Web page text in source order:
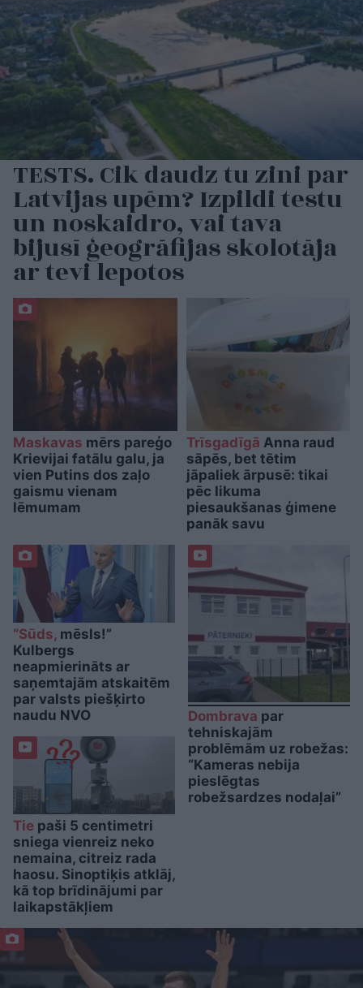
TESTS. Cik daudz tu zini par
Latvijas upēm? Izpildi testu
un noskaidro, vai tava
bijusī ģeogrāfijas skolotāja
ar tevi lepotos
Maskavas mērs pareģo
Krievijai fatālu galu, ja
vien Putins dos zaļo
gaismu vienam
lēmumam
Trīsgadīgā Anna raud
sāpēs, bet tētim
jāpaliek ārpusē: tikai
pēc likuma
piesaukšanas ģimene
panāk savu
“Sūds, mēsls!”
Kulbergs
neapmierināts ar
saņemtajām atskaitēm
par valsts piešķirto
naudu NVO
Tie paši 5 centimetri
sniega vienreiz neko
nemaina, citreiz rada
haosu. Sinoptiķis atklāj,
kā top brīdinājumi par
laikapstākļiem
Dombrava par
tehniskajām
problēmām uz robežas:
“Kameras nebija
pieslēgtas
robežsardzes nodaļai”